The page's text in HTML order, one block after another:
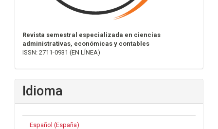
Revista semestral especializada en ciencias
administrativas, económicas y contables
ISSN: 2711-0931 (EN LÍNEA)
Idioma
Español (España)